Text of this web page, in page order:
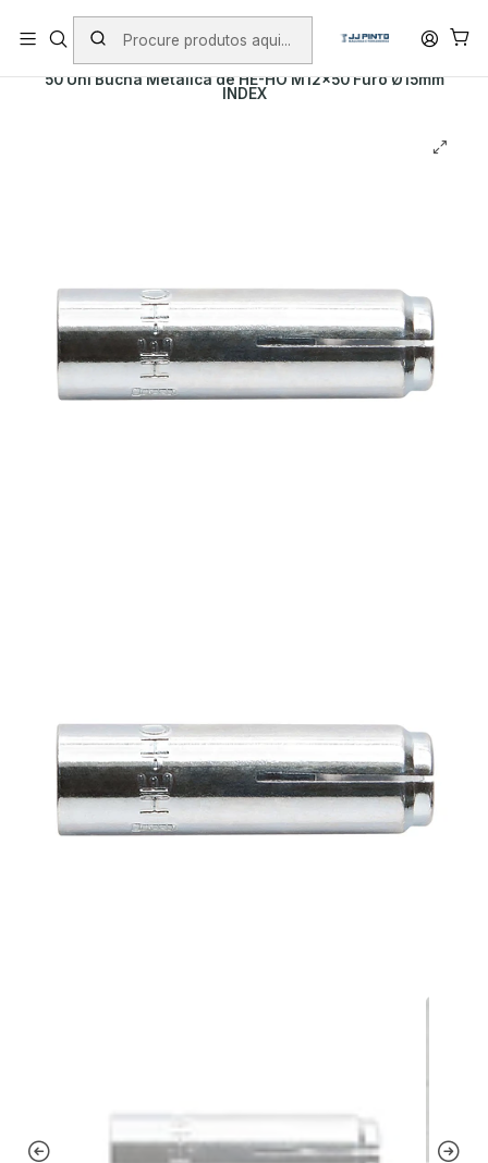
PORTES INCLUÍDOS EM ENCOMENDAS +75€ (excepto ilhas)
Início PRODUTOS FIXAÇÃO
50 Uni Bucha Metálica de HE-HO M12x50 Furo Ø15mm
INDEX